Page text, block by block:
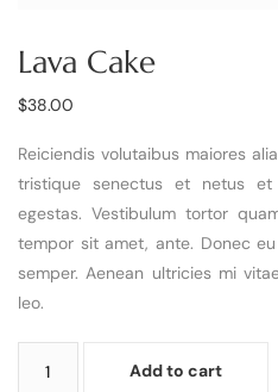
Lava Cake
$38.00
Reiciendis volutaibus maiores
tristique senectus et netus
egestas. Vestibulum tortor
tempor sit amet, ante. Donec
semper. Aenean ultricies mi
leo.
Add to cart